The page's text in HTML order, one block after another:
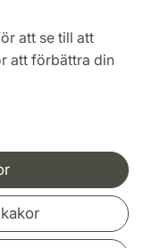
att se till att
att förbättra din